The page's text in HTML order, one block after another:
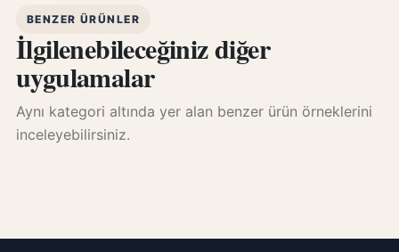
BENZER ÜRÜNLER
İlgilenebileceğiniz diğer
uygulamalar
Aynı kategori altında yer alan benzer ürün örneklerini
inceleyebilirsiniz.